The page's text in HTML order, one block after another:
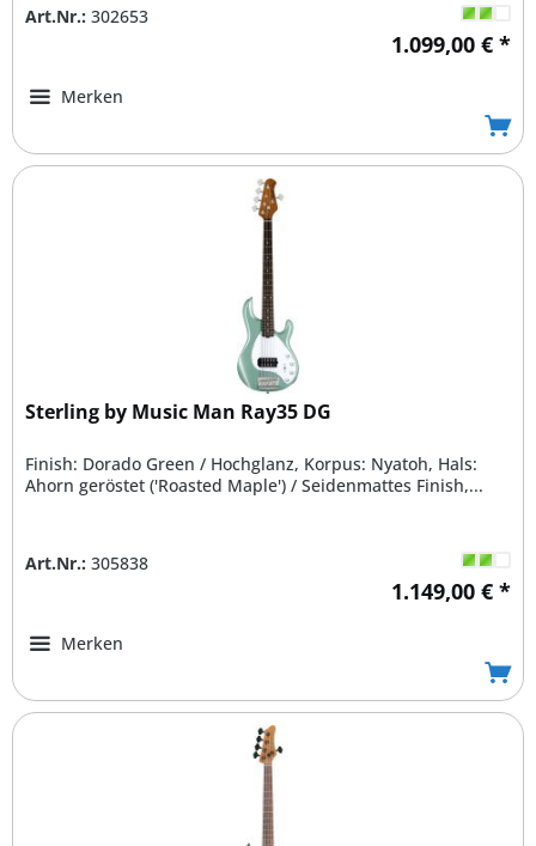
Art.Nr.: 302653
1.099,00 € *
Merken
Sterling by Music Man Ray35 DG
Finish: Dorado Green / Hochglanz, Korpus: Nyatoh, Hals:
Ahorn geröstet ('Roasted Maple') / Seidenmattes Finish,...
Art.Nr.: 305838
1.149,00 € *
Merken